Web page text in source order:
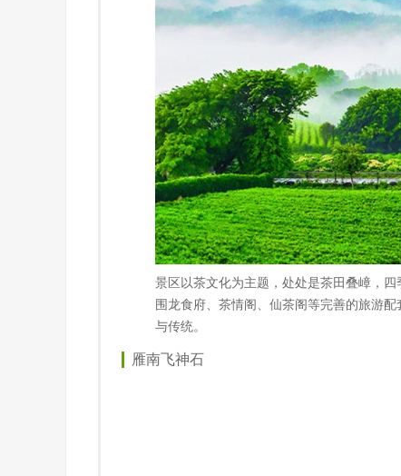
景区以茶文化为主题，处处是茶田叠嶂，
围龙食府、茶情阁、仙茶阁等完善的旅游
与传统。
雁南飞神石